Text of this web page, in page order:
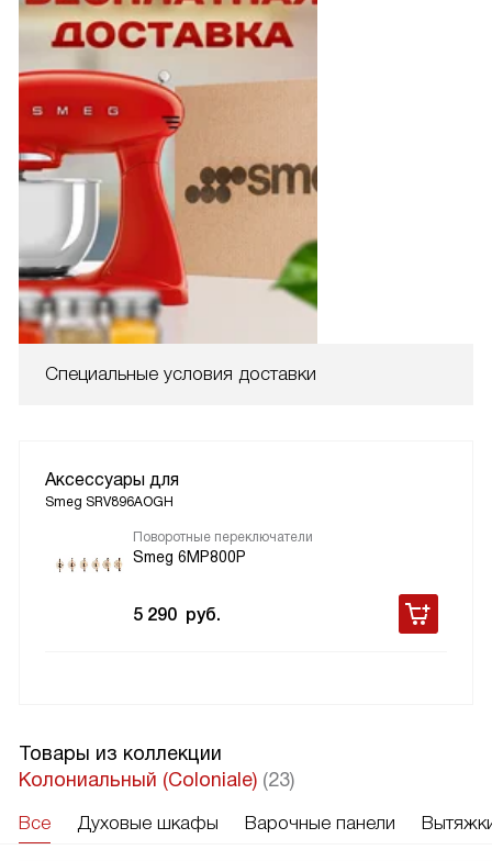
Специальные условия доставки
Аксессуары для
Smeg SRV896AOGH
Поворотные переключатели
Smeg 6MP800P
5 290 руб.
Товары из коллекции
Колониальный (Coloniale) (23)
Все Духовые шкафы Варочные панели